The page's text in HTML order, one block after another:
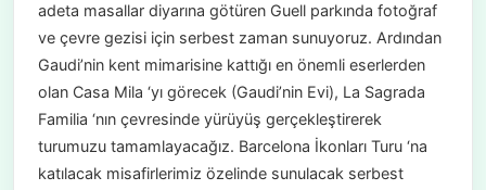
adeta masallar diyarına götüren Guell parkında fotoğraf
ve çevre gezisi için serbest zaman sunuyoruz. Ardından
Gaudi’nin kent mimarisine kattığı en önemli eserlerden
olan Casa Mila ‘yı görecek (Gaudi’nin Evi), La Sagrada
Familia ‘nın çevresinde yürüyüş gerçekleştirerek
turumuzu tamamlayacağız. Barcelona İkonları Turu ‘na
katılacak misafirlerimiz özelinde sunulacak serbest